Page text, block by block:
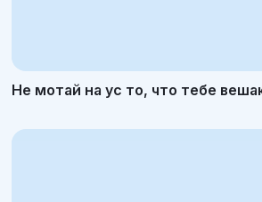
Не мотай на ус то, что тебе